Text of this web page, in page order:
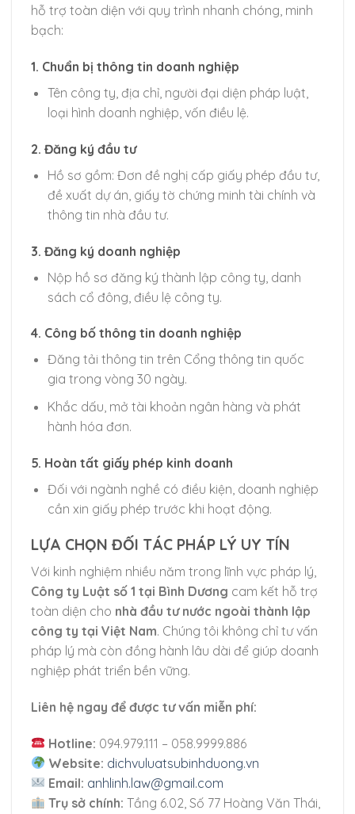
hỗ trợ toàn diện với quy trình nhanh chóng, minh
bạch:
1. Chuẩn bị thông tin doanh nghiệp
Tên công ty, địa chỉ, người đại diện pháp luật,
loại hình doanh nghiệp, vốn điều lệ.
2. Đăng ký đầu tư
Hồ sơ gồm: Đơn đề nghị cấp giấy phép đầu tư,
đề xuất dự án, giấy tờ chứng minh tài chính và
thông tin nhà đầu tư.
3. Đăng ký doanh nghiệp
Nộp hồ sơ đăng ký thành lập công ty, danh
sách cổ đông, điều lệ công ty.
4. Công bố thông tin doanh nghiệp
Đăng tải thông tin trên Cổng thông tin quốc
gia trong vòng 30 ngày.
Khắc dấu, mở tài khoản ngân hàng và phát
hành hóa đơn.
5. Hoàn tất giấy phép kinh doanh
Đối với ngành nghề có điều kiện, doanh nghiệp
cần xin giấy phép trước khi hoạt động.
LỰA CHỌN ĐỐI TÁC PHÁP LÝ UY TÍN
Với kinh nghiệm nhiều năm trong lĩnh vực pháp lý,
Công ty Luật số 1 tại Bình Dương cam kết hỗ trợ
toàn diện cho nhà đầu tư nước ngoài thành lập
công ty tại Việt Nam. Chúng tôi không chỉ tư vấn
pháp lý mà còn đồng hành lâu dài để giúp doanh
nghiệp phát triển bền vững.
Liên hệ ngay để được tư vấn miễn phí:
Hotline: 094.979.111 – 058.9999.886
Website: dichvuluatsubinhduong.vn
Email: anhlinh.law@gmail.com
Trụ sở chính: Tầng 6.02, Số 77 Hoàng Văn Thái,